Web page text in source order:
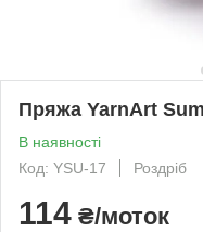
Пряжа YarnArt
В наявності
Код: YSU-17
Роздріб
114 ₴/моток